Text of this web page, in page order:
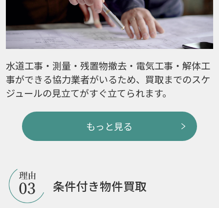
水道工事・測量・残置物撤去・電気工事・解体工
事ができる協力業者がいるため、買取までのスケ
ジュールの見立てがすぐ立てられます。
もっと見る
条件付き物件買取